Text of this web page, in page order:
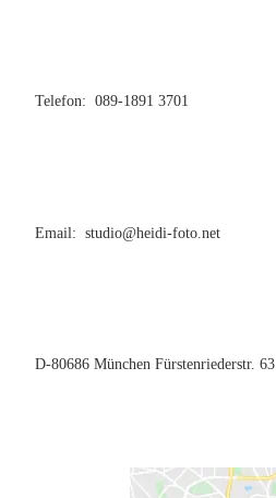
Telefon: 089-1891 3701
Email: studio@heidi-foto.net
D-80686 München Fürstenriederstr. 63